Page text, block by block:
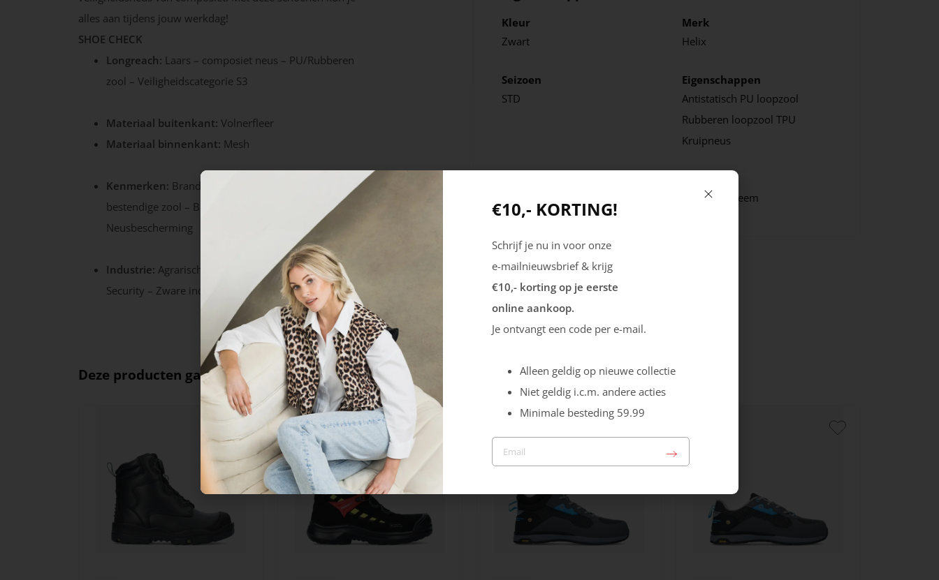
alles aan tijdens jouw werkdag!
SHOE CHECK
Longreach: Laars – composiet neus – PU/Rubberen
zool – Veiligheidscategorie S3
Materiaal buitenkant: Volnerfleer
Materiaal binnenkant: Mesh
Kenmerken: Brandstof- en oliebestendige zool – Hitte
bestendige zool – BOA sluiting – SRC – TPU
Neusbescherming
Industrie: Agrarische sector – Bouw – Chemie –
Security – Zware industrie
Kleur
Zwart
Merk
Helix
Seizoen
STD
Eigenschappen
Antistatisch PU loopzool
Rubberen loopzool TPU
Kruipneus
Boa Fit Systeem
Deze producten ga je leuk vinden
€10,- KORTING!
Schrijf je nu in voor onze
e-mailnieuwsbrief & krijg
€10,- korting op je eerste
online aankoop.
Je ontvangt een code per e-mail.
Alleen geldig op nieuwe collectie
Niet geldig i.c.m. andere acties
Minimale besteding 59.99